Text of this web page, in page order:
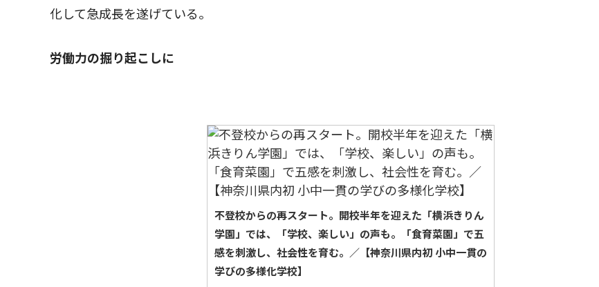
化して急成長を遂げている。
労働力の掘り起こしに
不登校からの再スタート。開校半年を迎えた「横浜きりん
学園」では、「学校、楽しい」の声も。「食育菜園」で五
感を刺激し、社会性を育む。／【神奈川県内初 小中一貫の
学びの多様化学校】